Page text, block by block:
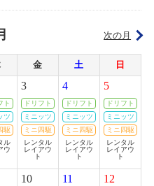
特別企画『グリペン役・森嶋優
特別企画『グリペン役・森嶋優
特別企画『グリペン役・森嶋優
次の月
金 土 日
ト
ツ
駆
ル
ウ
3
ドリフト
ミニッツ
ミニ四駆
レンタル
レイアウ
ト
4
ドリフト
ミニッツ
ミニ四駆
レンタル
レイアウ
ト
5
ドリフト
ミニッツ
ミニ四駆
レンタル
レイアウ
ト
10 11 12